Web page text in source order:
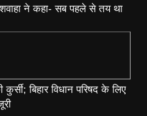
ने कहा- सब पहले से तय था
बिहार विधान परिषद के लिए